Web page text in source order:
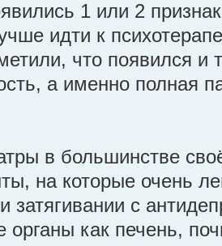
1 или 2
идти к
что появился и
а именно полная
в большинстве
на которые очень
затягивании с
органы как печень,